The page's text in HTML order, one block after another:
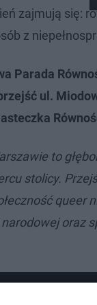
zajmują się:
z
Parada
ul.
to
stolicy.
queer
oraz